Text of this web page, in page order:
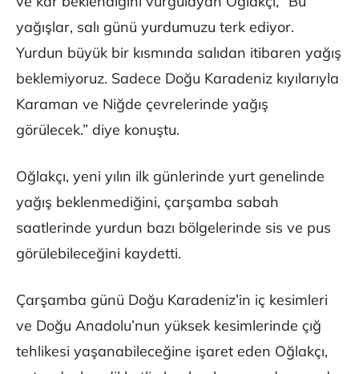
yağışlar, salı günü yurdumuzu terk ediyor.
Yurdun büyük bir kısmında salıdan itibaren yağış
beklemiyoruz. Sadece Doğu Karadeniz kıyılarıyla
Karaman ve Niğde çevrelerinde yağış
görülecek.” diye konuştu.
Oğlakçı, yeni yılın ilk günlerinde yurt genelinde
yağış beklenmediğini, çarşamba sabah
saatlerinde yurdun bazı bölgelerinde sis ve pus
görülebileceğini kaydetti.
Çarşamba günü Doğu Karadeniz’in iç kesimleri
ve Doğu Anadolu’nun yüksek kesimlerinde çığ
tehlikesi yaşanabileceğine işaret eden Oğlakçı,